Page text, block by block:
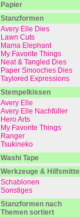
Papier
Stanzformen
Avery Elle Dies
Lawn Cuts
Mama Elephant
My Favorite Things
Neat & Tangled Dies
Paper Smooches Dies
Taylored Expressions
Stempelkissen
Avery Elle
Avery Elle Nachfüller
Hero Arts
My Favorite Things
Ranger
Tsukineko
Washi Tape
Werkzeuge & Hilfsmittel
Schablonen
Sonstiges
Stanzformen nach
Themen sortiert